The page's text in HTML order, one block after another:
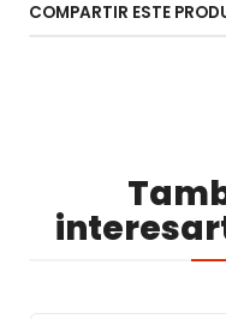
COMPARTIR ESTE